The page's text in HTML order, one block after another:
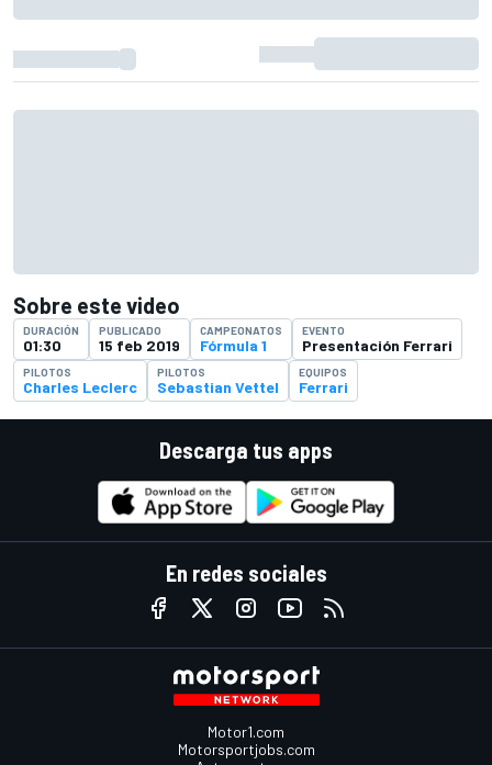
Sobre este video
DURACIÓN
01:30
PUBLICADO
15 feb 2019
CAMPEONATOS
Fórmula 1
EVENTO
Presentación Ferrari
PILOTOS
Charles Leclerc
PILOTOS
Sebastian Vettel
EQUIPOS
Ferrari
Descarga tus apps
En redes sociales
Motor1.com
Motorsportjobs.com